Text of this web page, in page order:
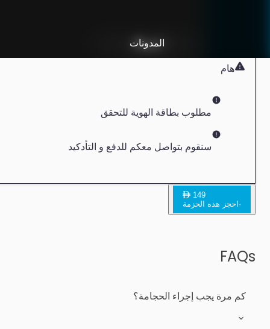
هام
مطلوب بطاقة الهوية للتحقق
سنقوم بتواصل معكم للدفع و التأدكيد
149
·احجز هذه الحزمة
FAQs
كم مرة يجب إجراء الحجامة؟
باقات الصحة العامة
محلول وريدي و الأبر
فحص الصحة بالاجهزة الطبية
المختصين
البيبتيدات
شريكًا
المدونات